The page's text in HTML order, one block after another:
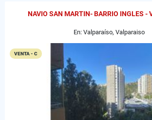
NAVIO SAN MARTIN- BARRIO INGLES -
En: Valparaíso, Valparaiso
VENTA - C